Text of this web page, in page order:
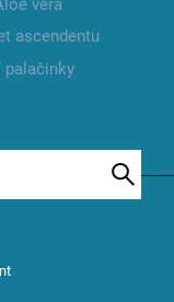
vera
ascendentu
palačinky